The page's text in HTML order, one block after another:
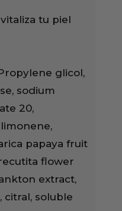
tu piel
glicol,
sodium
20,
papaya fruit
flower
extract,
citral, soluble